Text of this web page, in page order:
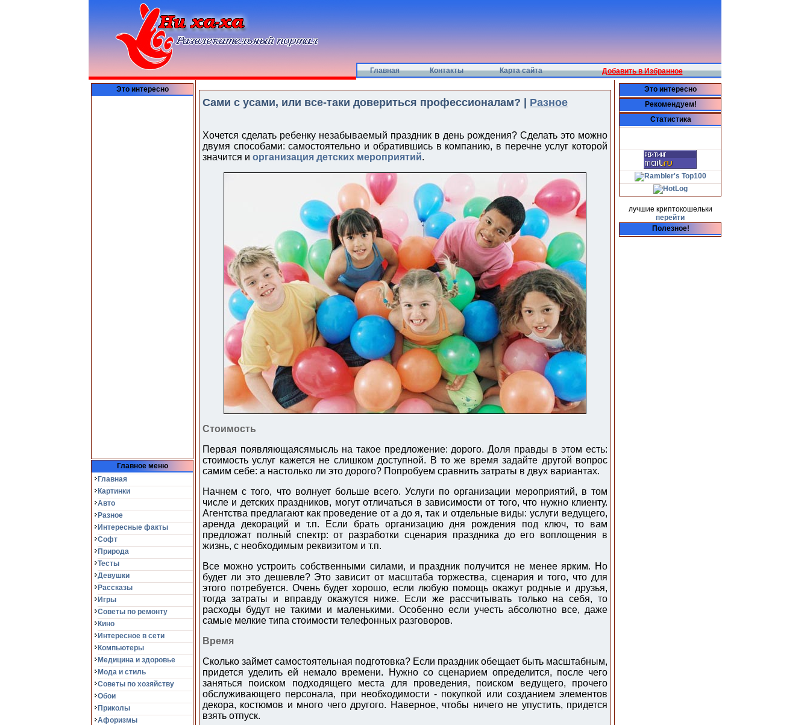
Главная Контакты Карта сайта Добавить в Избранное
Это интересно
Главное меню
Главная
Картинки
Авто
Разное
Интересные факты
Софт
Природа
Тесты
Девушки
Рассказы
Игры
Советы по ремонту
Кино
Интересное в сети
Компьютеры
Медицина и здоровье
Мода и стиль
Советы по хозяйству
Обои
Приколы
Афоризмы
Сами с усами, или все-таки довериться профессионалам? | Разное
Хочется сделать ребенку незабываемый праздник в день рождения? Сделать это можно
двумя способами: самостоятельно и обратившись в компанию, в перечне услуг которой
значится и организация детских мероприятий.
Стоимость
Первая появляющаясямысль на такое предложение: дорого. Доля правды в этом есть:
стоимость услуг кажется не слишком доступной. В то же время задайте другой вопрос
самим себе: а настолько ли это дорого? Попробуем сравнить затраты в двух вариантах.
Начнем с того, что волнует больше всего. Услуги по организации мероприятий, в том
числе и детских праздников, могут отличаться в зависимости от того, что нужно клиенту.
Агентства предлагают как проведение от а до я, так и отдельные виды: услуги ведущего,
аренда декораций и т.п. Если брать организацию дня рождения под ключ, то вам
предложат полный спектр: от разработки сценария праздника до его воплощения в
жизнь, с необходимым реквизитом и т.п.
Все можно устроить собственными силами, и праздник получится не менее ярким. Но
будет ли это дешевле? Это зависит от масштаба торжества, сценария и того, что для
этого потребуется. Очень будет хорошо, если любую помощь окажут родные и друзья,
тогда затраты и вправду окажутся ниже. Если же рассчитывать только на себя, то
расходы будут не такими и маленькими. Особенно если учесть абсолютно все, даже
самые мелкие типа стоимости телефонных разговоров.
Время
Сколько займет самостоятельная подготовка? Если праздник обещает быть масштабным,
придется уделить ей немало времени. Нужно со сценарием определится, после чего
заняться поиском подходящего места для проведения, поиском ведущего, прочего
обслуживающего персонала, при необходимости - покупкой или созданием элементов
декора, костюмов и много чего другого. Наверное, чтобы ничего не упустить, придется
взять отпуск.
Это интересно
Рекомендуем!
Статистика
лучшие криптокошельки
перейти
Полезное!